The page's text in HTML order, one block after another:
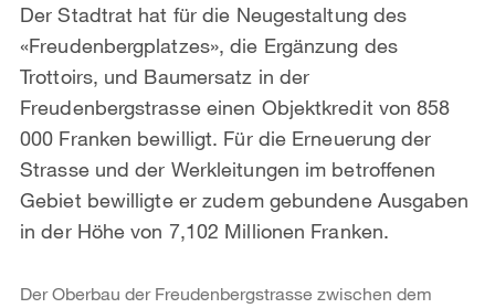
Der Stadtrat hat für die Neugestaltung des
«Freudenbergplatzes», die Ergänzung des
Trottoirs, und Baumersatz in der
Freudenbergstrasse einen Objektkredit von 858
000 Franken bewilligt. Für die Erneuerung der
Strasse und der Werkleitungen im betroffenen
Gebiet bewilligte er zudem gebundene Ausgaben
in der Höhe von 7,102 Millionen Franken.
Der Oberbau der Freudenbergstrasse zwischen dem